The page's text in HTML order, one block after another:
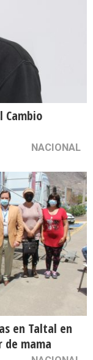
NACIONAL
en Taltal en
de mama